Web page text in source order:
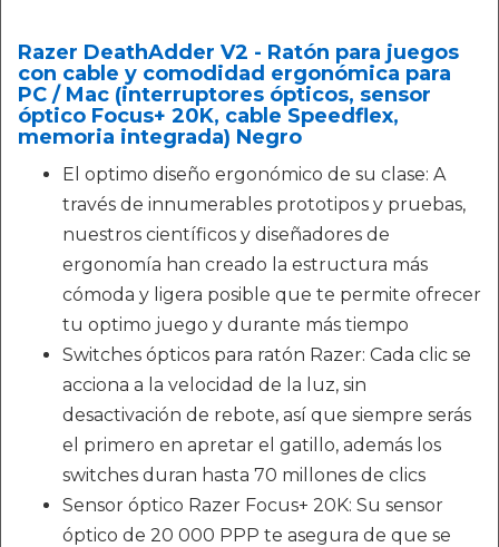
Razer DeathAdder V2 - Ratón para juegos
con cable y comodidad ergonómica para
PC / Mac (interruptores ópticos, sensor
óptico Focus+ 20K, cable Speedflex,
memoria integrada) Negro
El optimo diseño ergonómico de su clase: A
través de innumerables prototipos y pruebas,
nuestros científicos y diseñadores de
ergonomía han creado la estructura más
cómoda y ligera posible que te permite ofrecer
tu optimo juego y durante más tiempo
Switches ópticos para ratón Razer: Cada clic se
acciona a la velocidad de la luz, sin
desactivación de rebote, así que siempre serás
el primero en apretar el gatillo, además los
switches duran hasta 70 millones de clics
Sensor óptico Razer Focus+ 20K: Su sensor
óptico de 20 000 PPP te asegura de que se